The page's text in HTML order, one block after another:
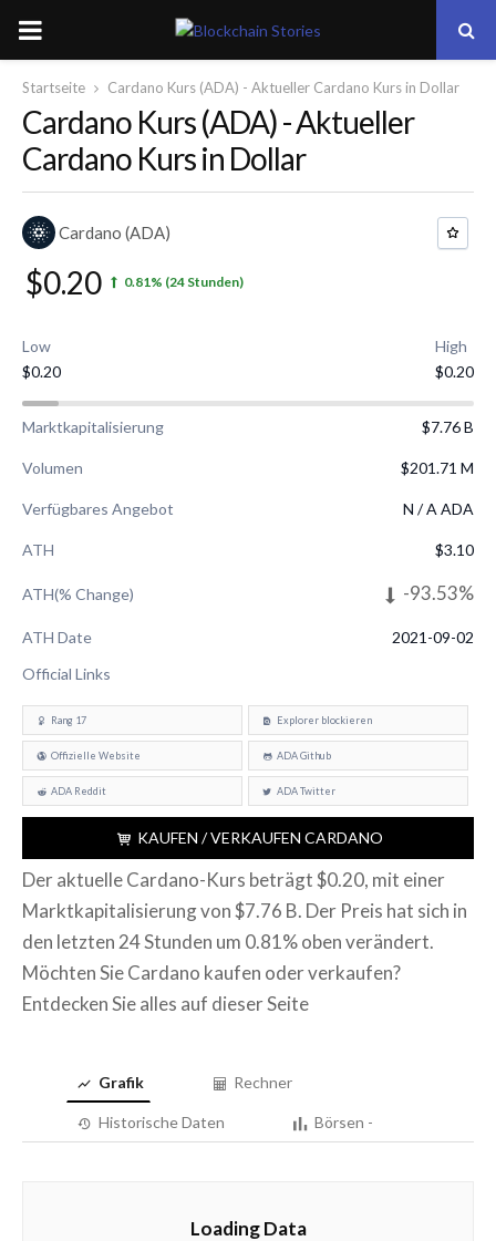
PRIMARY
MENU
Startseite Cardano Kurs (ADA) - Aktueller Cardano Kurs in Dollar
Cardano Kurs (ADA) - Aktueller
Cardano Kurs in Dollar
Cardano (ADA)
$0.20 0.81% (24 Stunden)
Low
$0.20
High
$0.20
Marktkapitalisierung $7.76 B
Volumen $201.71 M
Verfügbares Angebot N / A ADA
ATH $3.10
ATH(% Change) -93.53%
ATH Date
2021-09-02
Official Links
Rang 17 Explorer blockieren
Offizielle Website ADA Github
ADA Reddit ADA Twitter
KAUFEN / VERKAUFEN CARDANO
Der aktuelle Cardano-Kurs beträgt $0.20, mit einer
Marktkapitalisierung von $7.76 B. Der Preis hat sich in
den letzten 24 Stunden um 0.81% oben verändert.
Möchten Sie Cardano kaufen oder verkaufen?
Entdecken Sie alles auf dieser Seite
Grafik Rechner
Historische Daten Börsen -
Loading Data